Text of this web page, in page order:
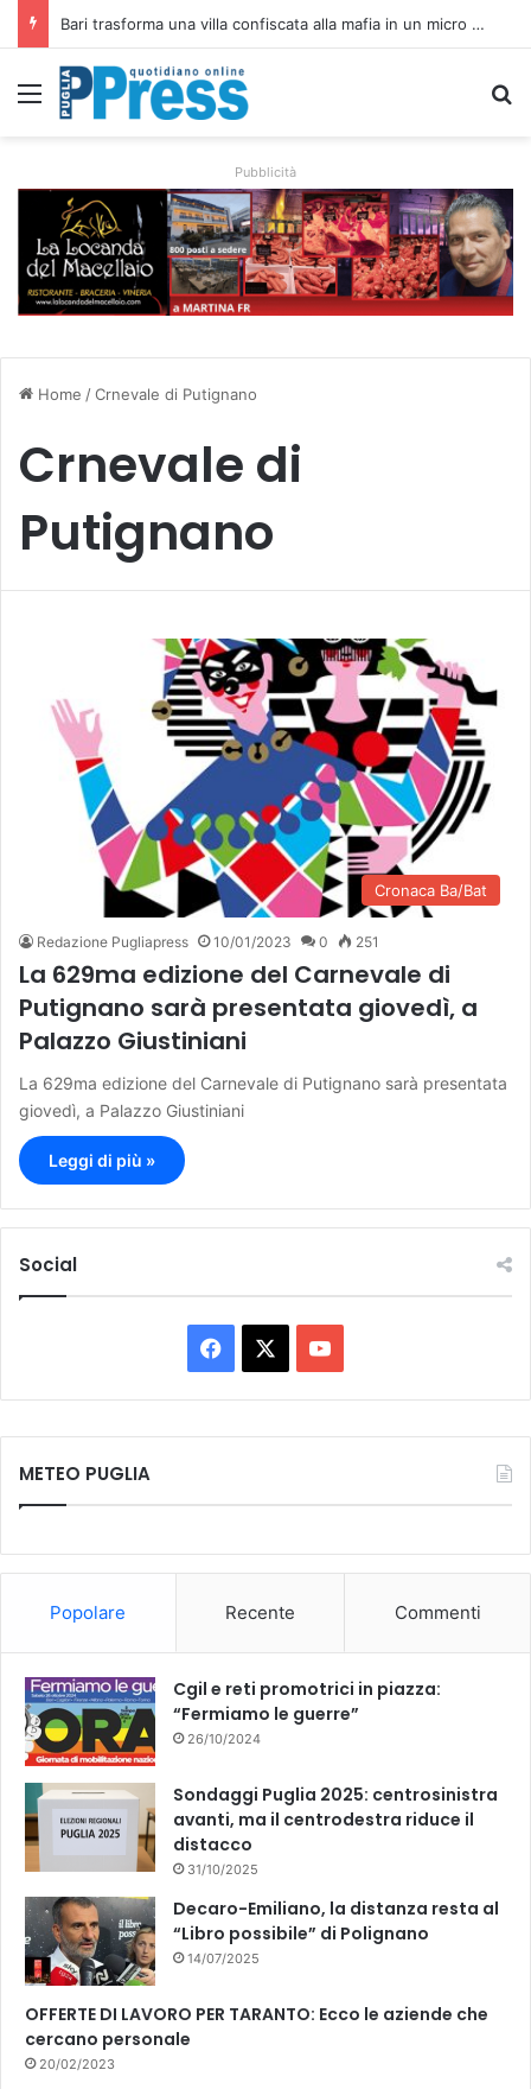
Bari trasforma una villa confiscata alla mafia in un micro nido: nasce anche il cimitero per animali
Menu
Pubblicità
Home /Crnevale di Putignano
Crnevale di
Putignano
Cronaca Ba/Bat
Redazione Pugliapress 10/01/2023 0 251
La 629ma edizione del Carnevale di
Putignano sarà presentata giovedì, a
Palazzo Giustiniani
La 629ma edizione del Carnevale di Putignano sarà presentata
giovedì, a Palazzo Giustiniani
Leggi di più »
Social
a
c
k
o
u
METEO PUGLIA
Popolare Recente Commenti
Cgil e reti promotrici in piazza:
“Fermiamo le guerre”
26/10/2024
Sondaggi Puglia 2025: centrosinistra
avanti, ma il centrodestra riduce il
distacco
31/10/2025
Decaro-Emiliano, la distanza resta al
“Libro possibile” di Polignano
14/07/2025
OFFERTE DI LAVORO PER TARANTO: Ecco le aziende che
cercano personale
20/02/2023